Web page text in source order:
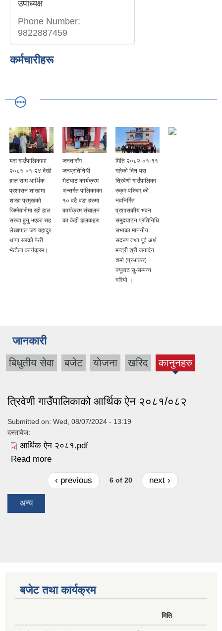
उपाध्यक्ष
Phone Number:
9822887459
कर्मचारीहरू
यस गाउँपालिकामा
२०८१-०१-२४ देखी
हाल सम्म आर्थिक
प्रशासन शाखामा
शाखा प्रमुखको
जिम्मेवारीमा रही हाल
सरुवा हुनु भएका सह
लेखापाल जय वहादुर
थापा सरको फेरी
भेटौला कार्यक्रम।
जनतासँग
जनप्रतिनिधी
भेटघाट कार्यक्रम
अन्तर्गत पालिकाका
१० वटै वडा हरुमा
कार्यक्रम संचालन
का केही झलकहरु
मिति २०८२-०१-११
गतेको दिन यस
त्रिवेणी गाउँपालिका
रुकुम पश्चिम को
नवनिर्मित
प्रशासकीय भवन
समुदघाटन प्रतिनिधि
सभाका माननीय
सदस्य तथा पूर्व अर्थ
मन्त्री श्री जनार्दन
शर्मा (प्रभाकर)
ज्यूबाट सु-सम्पन्न
गरियो ।
जानकारी
बिधुतीय सेवा बजेट याेजना खरिद कानुनहरु
(active
त्रिवेणी गाउँपालिकाको आर्थिक ऐन २०८१/०८२
Submitted on: Wed, 08/07/2024 - 13:19
दस्तावेज:
आर्थिक ऐन २०८१.pdf
Read more
‹ previous 6 of 20 next ›
अन्य
बजेट तथा कार्यक्रम
मिति